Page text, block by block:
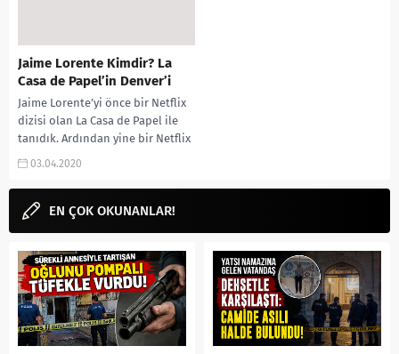
Jaime Lorente Kimdir? La
Casa de Papel’in Denver’i
Jaime Lorente’yi önce bir Netflix
dizisi olan La Casa de Papel ile
tanıdık. Ardından yine bir Netflix
dizisi Elite’de Nano...
03.04.2020
EN ÇOK OKUNANLAR!